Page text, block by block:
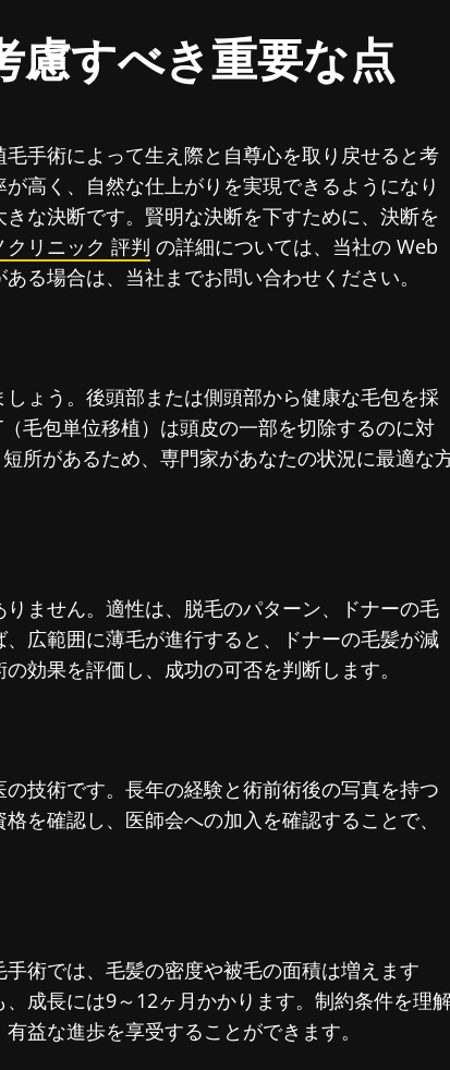
慮すべき重要な点
手術によって生え際と自尊心を取り戻せると考
高く、自然な仕上がりを実現できるようになり
な決断です。賢明な決断を下すために、決断を
クリニック 評判 の詳細については、当社の Web
る場合は、当社までお問い合わせください。
ょう。後頭部または側頭部から健康な毛包を採
毛包単位移植）は頭皮の一部を切除するのに対
所があるため、専門家があなたの状況に最適な
ません。適性は、脱毛のパターン、ドナーの毛
広範囲に薄毛が進行すると、ドナーの毛髪が減
効果を評価し、成功の可否を判断します。
技術です。長年の経験と術前術後の写真を持つ
を確認し、医師会への加入を確認することで、
術では、毛髪の密度や被毛の面積は増えます
成長には9～12ヶ月かかります。制約条件を理
益な進歩を享受することができます。